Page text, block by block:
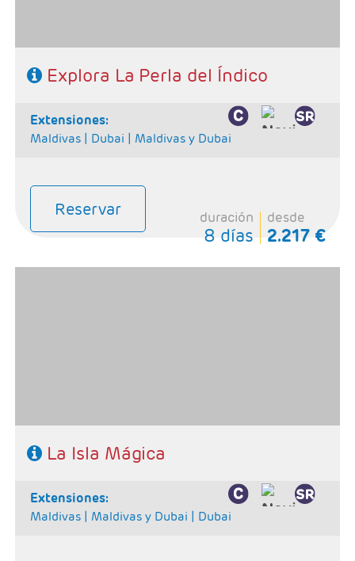
Explora La Perla del Índico
extensiones:
Maldivas | Dubai | Maldivas y Dubai
Reservar duración
8 días
desde
2.217 €
La Isla Mágica
extensiones:
Maldivas | Maldivas y Dubai | Dubai